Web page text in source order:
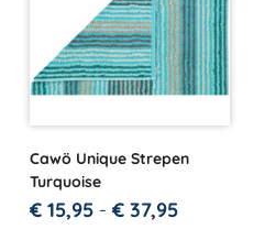
Cawö Unique Strepen
Turquoise
€ 15,95 - € 37,95